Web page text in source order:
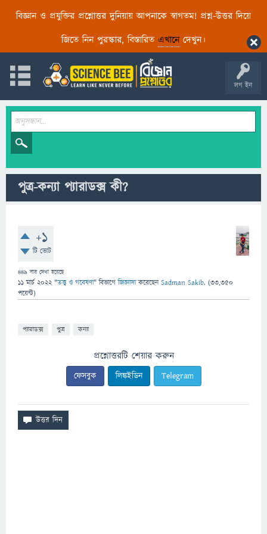
বিজ্ঞান ও প্রযুক্তির প্রশ্নোত্তর দুনিয়ায় আপনাকে স্বাগতম! প্রশ্ন-উত্তর দিয়ে
জিতে নিন পুরস্কার, বিস্তারিত এখানেদেখুন।
লগ ইন
পুত্র-কন্যা প্যারাডক্স কী?
+1
টি ভোট
449 বার দেখা হয়েছে
11 মার্চ 2022 "তত্ত্ব ও গবেষণা" বিভাগে জিজ্ঞাসাকরেছেনSadman Sakib. (33,350
পয়েন্ট)
প্যারাডক্স পুত্র কন্যা
প্রশ্নোত্তরটি শেয়ার করুন
ফেসবুক লিঙ্কইডিন Telegram